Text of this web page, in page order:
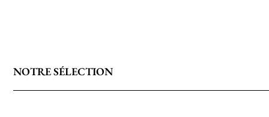
NOTRE SÉLECTION